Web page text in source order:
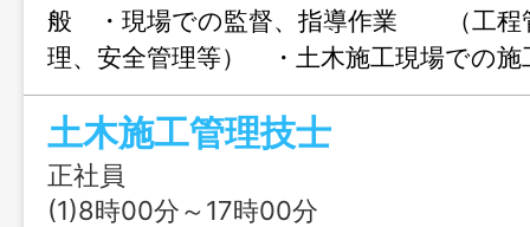
般 ・現場での監督、指導作業 （工程
理、安全管理等） ・土木施工現場で
＊変更範囲：会社の定める範囲での
は、ハローワークの紹介状が必要です
土木施工管理技士
正社員
(1)8時00分～17時00分